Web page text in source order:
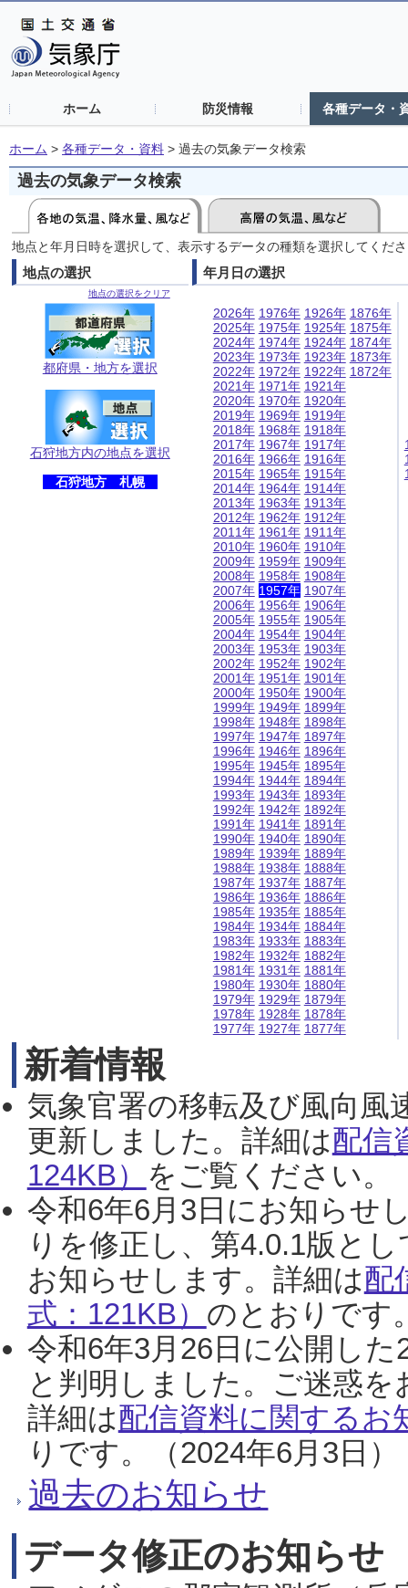
ホーム 防災情報 各種データ・
ホーム > 各種データ・資料 > 過去の気象データ検索
過去の気象データ検索
地点と年月日時を選択して、表示するデータの種類を選択してくだ
地点の選択
地点の選択をクリア
都府県・地方を選択
石狩地方内の地点を選択
石狩地方 札幌
年月日の選択
2026年
2025年
2024年
2023年
2022年
2021年
2020年
2019年
2018年
2017年
2016年
2015年
2014年
2013年
2012年
2011年
2010年
2009年
2008年
2007年
2006年
2005年
2004年
2003年
2002年
2001年
2000年
1999年
1998年
1997年
1996年
1995年
1994年
1993年
1992年
1991年
1990年
1989年
1988年
1987年
1986年
1985年
1984年
1983年
1982年
1981年
1980年
1979年
1978年
1977年
1976年
1975年
1974年
1973年
1972年
1971年
1970年
1969年
1968年
1967年
1966年
1965年
1964年
1963年
1962年
1961年
1960年
1959年
1958年
1957年
1956年
1955年
1954年
1953年
1952年
1951年
1950年
1949年
1948年
1947年
1946年
1945年
1944年
1943年
1942年
1941年
1940年
1939年
1938年
1937年
1936年
1935年
1934年
1933年
1932年
1931年
1930年
1929年
1928年
1927年
1926年
1925年
1924年
1923年
1922年
1921年
1920年
1919年
1918年
1917年
1916年
1915年
1914年
1913年
1912年
1911年
1910年
1909年
1908年
1907年
1906年
1905年
1904年
1903年
1902年
1901年
1900年
1899年
1898年
1897年
1896年
1895年
1894年
1893年
1892年
1891年
1890年
1889年
1888年
1887年
1886年
1885年
1884年
1883年
1882年
1881年
1880年
1879年
1878年
1877年
1876年
1875年
1874年
1873年
1872年
新着情報
気象官署の移転及び風向風
更新しました。詳細は配信
124KB） をご覧ください。
令和6年6月3日にお知らせ
りを修正し、第4.0.1版と
お知らせします。詳細は配
式：121KB） のとおりです
令和6年3月26日に公開し
と判明しました。ご迷惑
詳細は配信資料に関するお
りです。（2024年6月3日）
過去のお知らせ
データ修正のお知らせ